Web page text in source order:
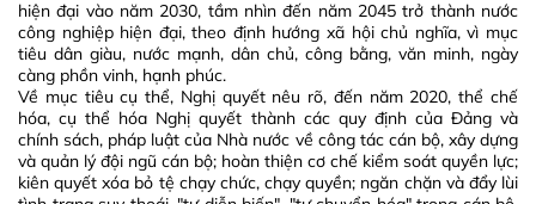
hiện đại vào năm 2030, tầm nhìn đến năm 2045 trở thành nước
công nghiệp hiện đại, theo định hướng xã hội chủ nghĩa, vì mục
tiêu dân giàu, nước mạnh, dân chủ, công bằng, văn minh, ngày
càng phồn vinh, hạnh phúc.
Về mục tiêu cụ thể, Nghị quyết nêu rõ, đến năm 2020, thể chế
hóa, cụ thể hóa Nghị quyết thành các quy định của Đảng và
chính sách, pháp luật của Nhà nước về công tác cán bộ, xây dựng
và quản lý đội ngũ cán bộ; hoàn thiện cơ chế kiểm soát quyền lực;
kiên quyết xóa bỏ tệ chạy chức, chạy quyền; ngăn chặn và đẩy lùi